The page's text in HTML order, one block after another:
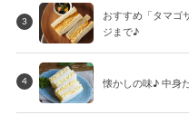
3
おすすめ「タマゴ
ジまで♪
4 懐かしの味♪ 中身